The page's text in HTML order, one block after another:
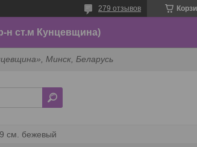
279 отзывов
ст.м Кунцевщина)
Минск, Беларусь
см. бежевый